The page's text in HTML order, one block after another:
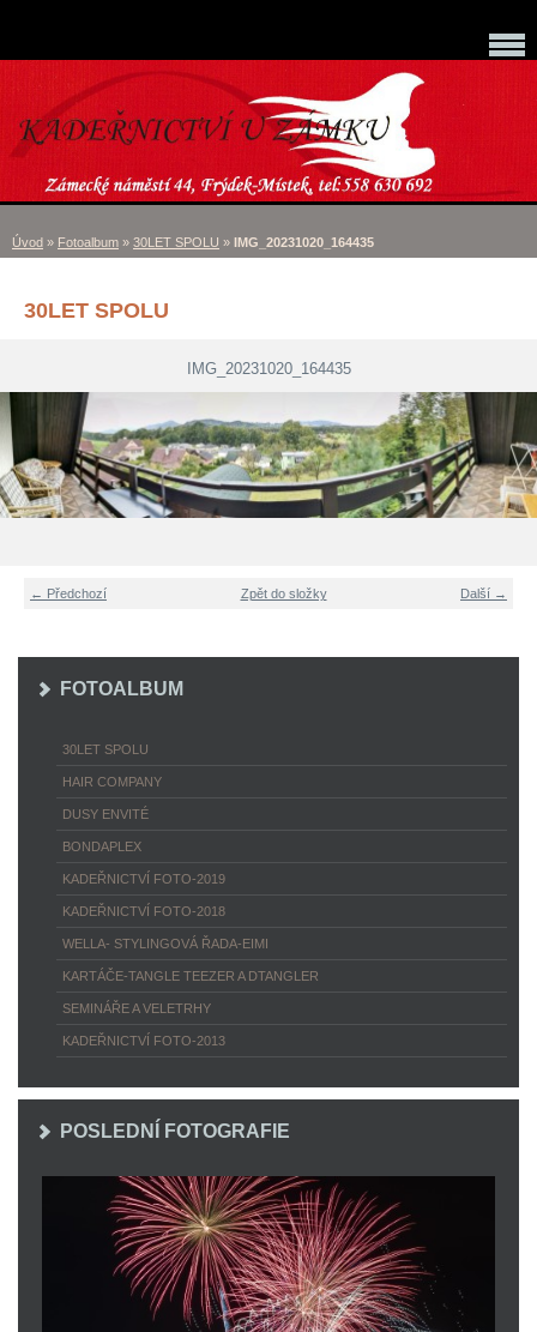
Úvod » Fotoalbum » 30LET SPOLU » IMG_20231020_164435
30LET SPOLU
IMG_20231020_164435
← Předchozí Další →
Zpět do složky
FOTOALBUM
30LET SPOLU
HAIR COMPANY
DUSY ENVITÉ
BONDAPLEX
KADEŘNICTVÍ FOTO-2019
KADEŘNICTVÍ FOTO-2018
WELLA- STYLINGOVÁ ŘADA-EIMI
KARTÁČE-TANGLE TEEZER A DTANGLER
SEMINÁŘE A VELETRHY
KADEŘNICTVÍ FOTO-2013
POSLEDNÍ FOTOGRAFIE